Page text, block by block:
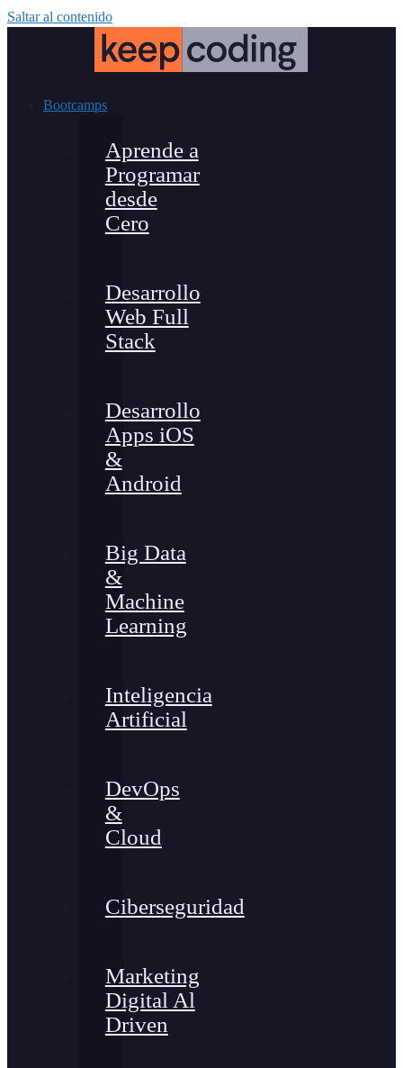
Saltar al contenido
Bootcamps
Aprende a
Programar
desde
Cero
Desarrollo
Web Full
Stack
Desarrollo
Apps iOS
&
Android
Big Data
&
Machine
Learning
Inteligencia
Artificial
DevOps
&
Cloud
Ciberseguridad
Marketing
Digital Al
Driven